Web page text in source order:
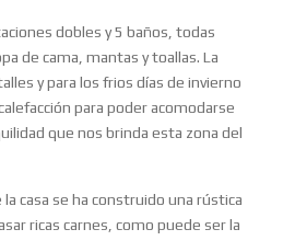
dobles y 5 baños, todas
de cama, mantas y toallas. La
y para los frios días de invierno
para poder acomodarse
que nos brinda esta zona del
casa se ha construido una rústica
ricas carnes, como puede ser la